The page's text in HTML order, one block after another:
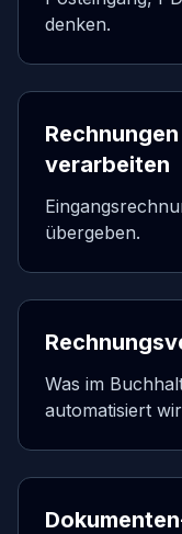
denken.
verarbeiten
übergeben.
Was im
automatisiert